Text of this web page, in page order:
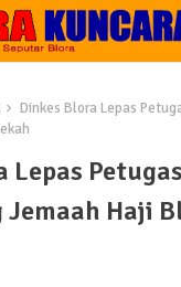
Dinkes Blora Lepas
Lepas
Jemaah Haji